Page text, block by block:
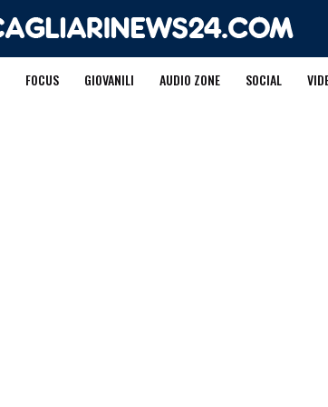
FOCUS GIOVANILI AUDIO ZONE SOCIAL